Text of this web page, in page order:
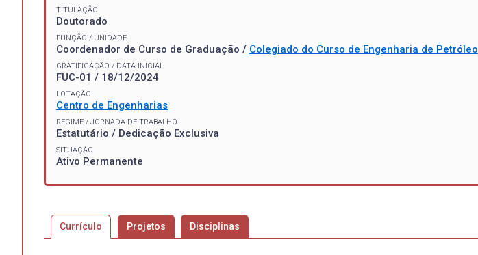
TITULAÇÃO
Doutorado
FUNÇÃO / UNIDADE
Coordenador de Curso de Graduação / Colegiado do Curso de Engenharia de Petróleo
GRATIFICAÇÃO / DATA INICIAL
FUC-01 / 18/12/2024
LOTAÇÃO
Centro de Engenharias
REGIME / JORNADA DE TRABALHO
Estatutário / Dedicação Exclusiva
SITUAÇÃO
Ativo Permanente
Currículo Projetos Disciplinas